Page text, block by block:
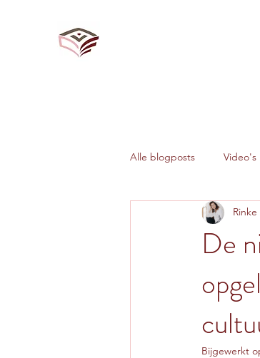
Alle blogposts Video's
Veranderkunde
De
Bijgewerkt